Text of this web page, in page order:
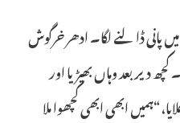
میں پانی ڈالنے لگا۔ ادھر خرگوش
دیر بعد وہاں بھیڑیا اور
“ہمیں ابھی ابھی کچھوا ملا